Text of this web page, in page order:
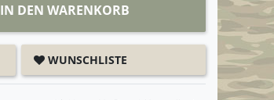
IN DEN WARENKORB
WUNSCHLISTE